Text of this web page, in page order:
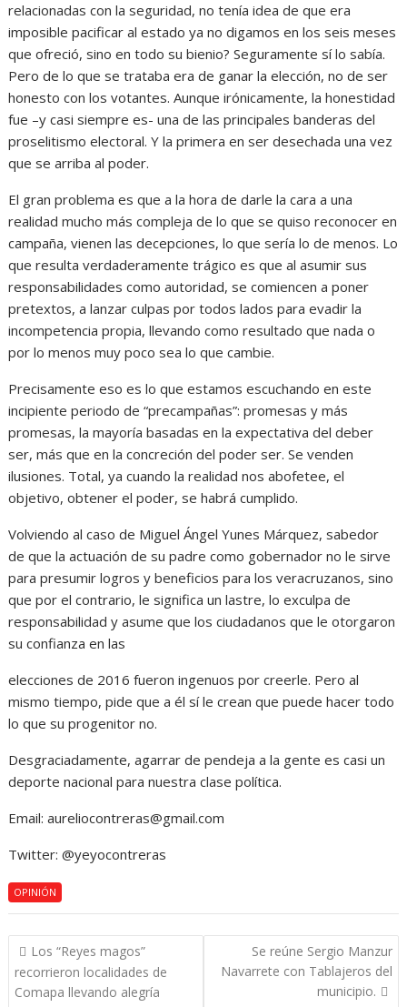
relacionadas con la seguridad, no tenía idea de que era
imposible pacificar al estado ya no digamos en los seis meses
que ofreció, sino en todo su bienio? Seguramente sí lo sabía.
Pero de lo que se trataba era de ganar la elección, no de ser
honesto con los votantes. Aunque irónicamente, la honestidad
fue –y casi siempre es- una de las principales banderas del
proselitismo electoral. Y la primera en ser desechada una vez
que se arriba al poder.
El gran problema es que a la hora de darle la cara a una
realidad mucho más compleja de lo que se quiso reconocer en
campaña, vienen las decepciones, lo que sería lo de menos. Lo
que resulta verdaderamente trágico es que al asumir sus
responsabilidades como autoridad, se comiencen a poner
pretextos, a lanzar culpas por todos lados para evadir la
incompetencia propia, llevando como resultado que nada o
por lo menos muy poco sea lo que cambie.
Precisamente eso es lo que estamos escuchando en este
incipiente periodo de “precampañas”: promesas y más
promesas, la mayoría basadas en la expectativa del deber
ser, más que en la concreción del poder ser. Se venden
ilusiones. Total, ya cuando la realidad nos abofetee, el
objetivo, obtener el poder, se habrá cumplido.
Volviendo al caso de Miguel Ángel Yunes Márquez, sabedor
de que la actuación de su padre como gobernador no le sirve
para presumir logros y beneficios para los veracruzanos, sino
que por el contrario, le significa un lastre, lo exculpa de
responsabilidad y asume que los ciudadanos que le otorgaron
su confianza en las
elecciones de 2016 fueron ingenuos por creerle. Pero al
mismo tiempo, pide que a él sí le crean que puede hacer todo
lo que su progenitor no.
Desgraciadamente, agarrar de pendeja a la gente es casi un
deporte nacional para nuestra clase política.
Email: aureliocontreras@gmail.com
Twitter: @yeyocontreras
OPINIÓN
Navegación
de
entradas
Los “Reyes magos”
recorrieron localidades de
Comapa llevando alegría
Se reúne Sergio Manzur
Navarrete con Tablajeros del
municipio.